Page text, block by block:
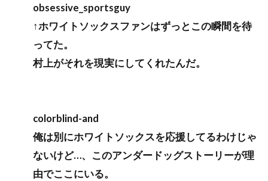
obsessive_sportsguy
↑ホワイトソックスファンはずっとこの瞬間を待
ってた。
村上がそれを現実にしてくれたんだ。
colorblind-and
俺は別にホワイトソックスを応援してるわけじゃ
ないけど…、このアンダードッグストーリーが理
由でここにいる。